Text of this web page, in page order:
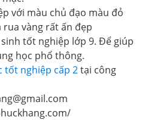
với màu chủ đạo màu đỏ
vàng rất ấn đẹp
tốt nghiệp lớp 9. Để giúp
học phổ thông.
tốt nghiệp cấp 2tại công